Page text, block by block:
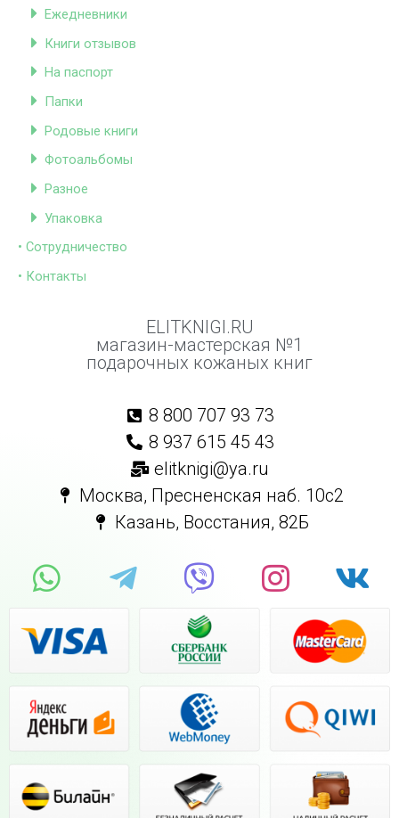
Ежедневники
Книги отзывов
На паспорт
Папки
Родовые книги
Фотоальбомы
Разное
Упаковка
• Сотрудничество
• Контакты
ELITKNIGI.RU
магазин-мастерская №1
подарочных кожаных книг
8 800 707 93 73
8 937 615 45 43
elitknigi@ya.ru
Москва, Пресненская наб. 10с2
Казань, Восстания, 82Б